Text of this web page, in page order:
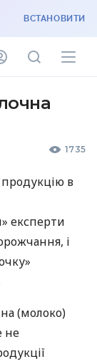
ВСТАНОВИТИ
1735
в
експерти
і
(молоко)
не